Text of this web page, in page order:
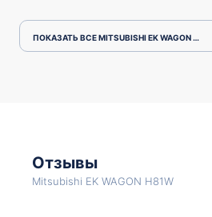
ПОКАЗАТЬ ВСЕ MITSUBISHI EK WAGON H81W
Отзывы
Mitsubishi EK WAGON H81W